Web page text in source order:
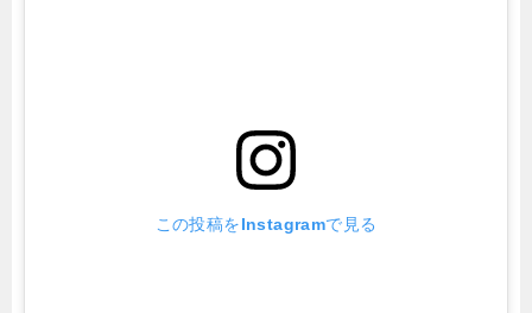
この投稿をInstagramで見る